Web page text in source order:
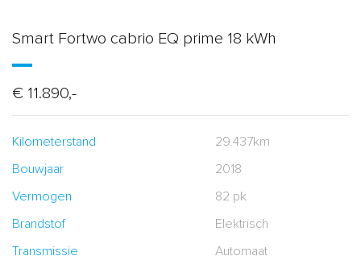
Smart Fortwo cabrio EQ prime 18 kWh
€ 11.890,-
Kilometerstand
29.437km
Bouwjaar
2018
Vermogen
82 pk
Brandstof
Elektrisch
Transmissie
Automaat